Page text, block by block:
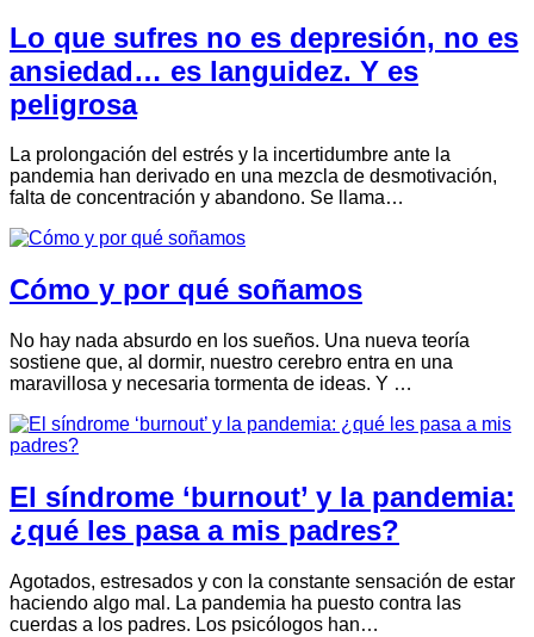
Lo que sufres no es depresión, no es
ansiedad… es languidez. Y es
peligrosa
La prolongación del estrés y la incertidumbre ante la
pandemia han derivado en una mezcla de desmotivación,
falta de concentración y abandono. Se llama…
Cómo y por qué soñamos
No hay nada absurdo en los sueños. Una nueva teoría
sostiene que, al dormir, nuestro cerebro entra en una
maravillosa y necesaria tormenta de ideas. Y …
El síndrome ‘burnout’ y la pandemia:
¿qué les pasa a mis padres?
Agotados, estresados y con la constante sensación de estar
haciendo algo mal. La pandemia ha puesto contra las
cuerdas a los padres. Los psicólogos han…